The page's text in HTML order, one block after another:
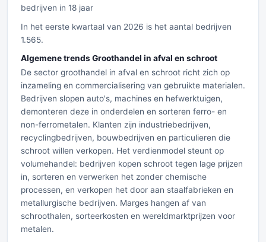
bedrijven in 18 jaar
In het eerste kwartaal van 2026 is het aantal bedrijven
1.565.
Algemene trends Groothandel in afval en schroot
De sector groothandel in afval en schroot richt zich op
inzameling en commercialisering van gebruikte materialen.
Bedrijven slopen auto's, machines en hefwerktuigen,
demonteren deze in onderdelen en sorteren ferro- en
non-ferrometalen. Klanten zijn industriebedrijven,
recyclingbedrijven, bouwbedrijven en particulieren die
schroot willen verkopen. Het verdienmodel steunt op
volumehandel: bedrijven kopen schroot tegen lage prijzen
in, sorteren en verwerken het zonder chemische
processen, en verkopen het door aan staalfabrieken en
metallurgische bedrijven. Marges hangen af van
schroothalen, sorteerkosten en wereldmarktprijzen voor
metalen.